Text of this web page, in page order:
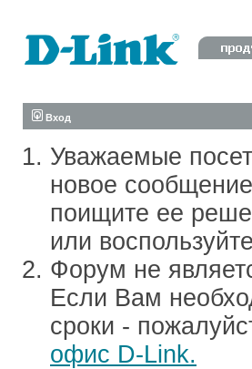
Вход
Уважаемые
новое
поищите ее
или
Форум не
Если Вам
сроки -
офис D-Link.